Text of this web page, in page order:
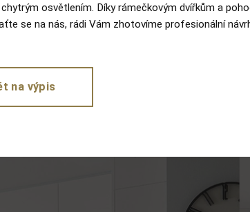
osvětlením. Díky rámečkovým dvířkům a
se na nás, rádi Vám zhotovíme profesionální
na výpis